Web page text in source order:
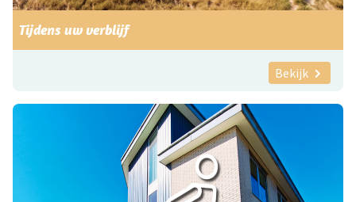
Tijdens uw verblijf
Bekijk